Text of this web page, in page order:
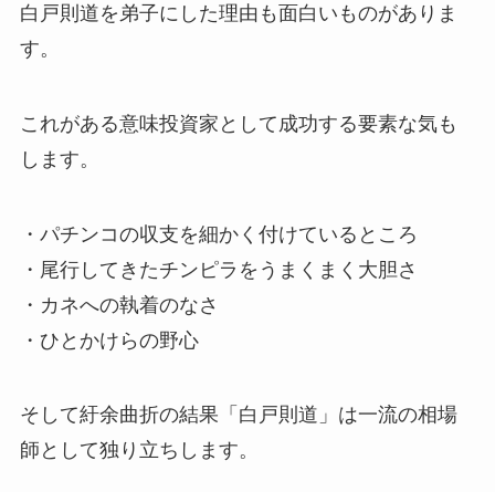
白戸則道を弟子にした理由も面白いものがありま
す。
これがある意味投資家として成功する要素な気も
します。
・パチンコの収支を細かく付けているところ
・尾行してきたチンピラをうまくまく大胆さ
・カネへの執着のなさ
・ひとかけらの野心
そして紆余曲折の結果「白戸則道」は一流の相場
師として独り立ちします。